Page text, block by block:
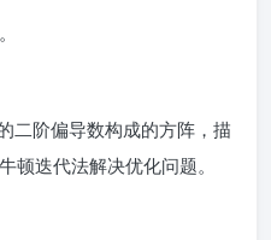
二阶偏导数构成的方阵，描
顿迭代法解决优化问题。